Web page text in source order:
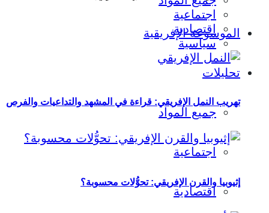
الموسوعة الإفريقية
تحليلات
جميع المواد
اجتماعية
اقتصادية
اجتماعية
اقتصادية
سياسية
تهريب النمل الإفريقي: قراءة في المشهد والتداعيات والفرص
إثيوبيا والقرن الإفريقي: تحوُّلات محسوبة؟